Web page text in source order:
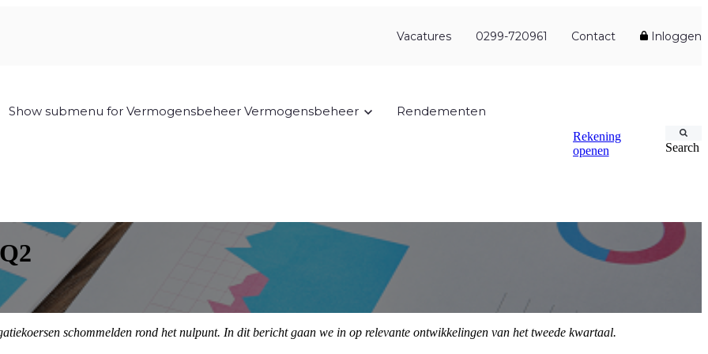
Vacatures 0299-720961 Contact Inloggen
Show submenu for Vermogensbeheer Vermogensbeheer Rendementen
Rekening
openen
Search
schommelden rond het nulpunt. In dit bericht gaan we in op relevante ontwikkelingen van het tweede kwartaal.